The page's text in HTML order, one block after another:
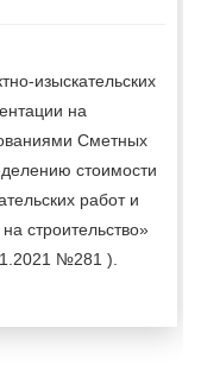
изыскательских
на
Сметных
стоимости
работ и
строительство»
№281 ).